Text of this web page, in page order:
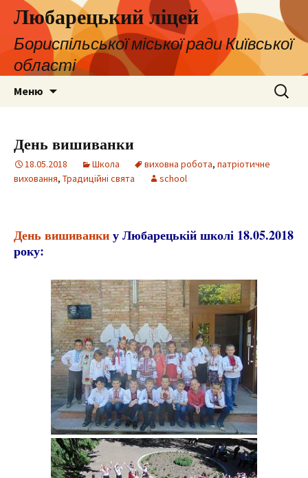
Любарецький ліцей
Бориспільської міської ради Київської
області
Меню Пошук:
День вишиванки
18.05.2018 Школа виховна робота, патріотичне
виховання, Традиційні свята school
День вишиванкиу Любарецькій школі 18.05.2018
року: